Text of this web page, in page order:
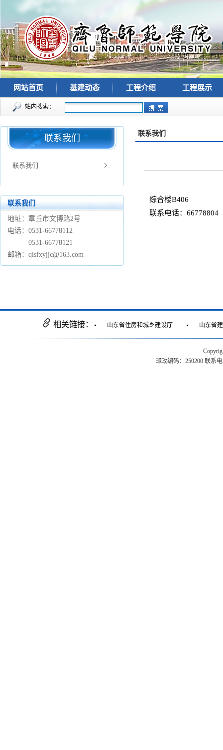
网站首页 基建动态 工程介绍 工程展示
站内搜索：
联系我们
联系我们
联系我们
地址：章丘市文博路2号
电话：0531-66778112
0531-66778121
邮箱：qlsfxyjjc@163.com
联系我们
综合楼B406
联系电话：66778804
相关链接： 山东省住房和城乡建设厅 山东省
邮政编码：250200 联系